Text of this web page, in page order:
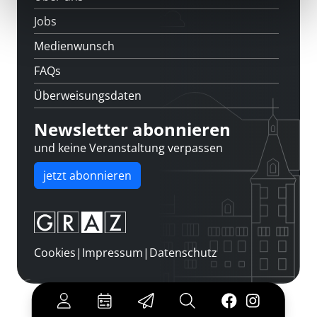
Jobs
Medienwunsch
FAQs
Überweisungsdaten
Newsletter abonnieren
und keine Veranstaltung verpassen
jetzt abonnieren
Cookies| Impressum| Datenschutz